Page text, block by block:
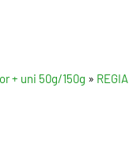
+ uni 50g/150g »